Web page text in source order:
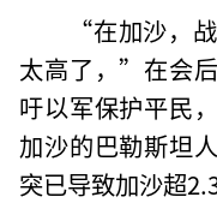
“在加沙，
太高了，”在会
吁以军保护平民
加沙的巴勒斯坦
突已导致加沙超